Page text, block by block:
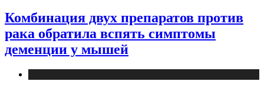
Комбинация двух препаратов против
рака обратила вспять симптомы
деменции у мышей